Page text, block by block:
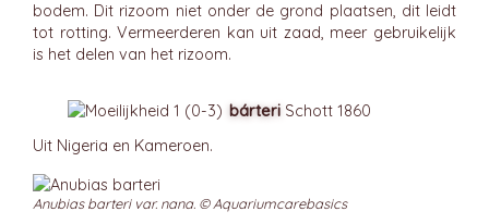
bodem. Dit rizoom niet onder de grond plaatsen, dit leidt
tot rotting. Vermeerderen kan uit zaad, meer gebruikelijk
is het delen van het rizoom.
bárteri Schott 1860
Uit Nigeria en Kameroen.
Anubias barteri var. nana. © Aquariumcarebasics